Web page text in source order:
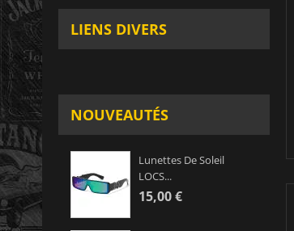
LIENS DIVERS
NOUVEAUTÉS
Lunettes De Soleil
LOCS...
15,00 €